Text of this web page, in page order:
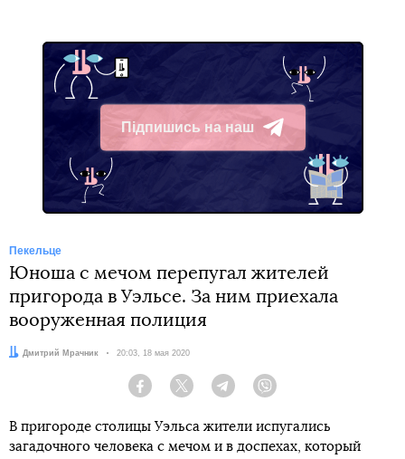
Підпишись на наш
Telegram
Пекельце
Юноша с мечом перепугал жителей
пригорода в Уэльсе. За ним приехала
вооруженная полиция
Автор:
Дмитрий Мрачник Дата:
20:03, 18 мая 2020
Facebook Twitter Telegram
В пригороде столицы Уэльса жители испугались
загадочного человека с мечом и в доспехах, который